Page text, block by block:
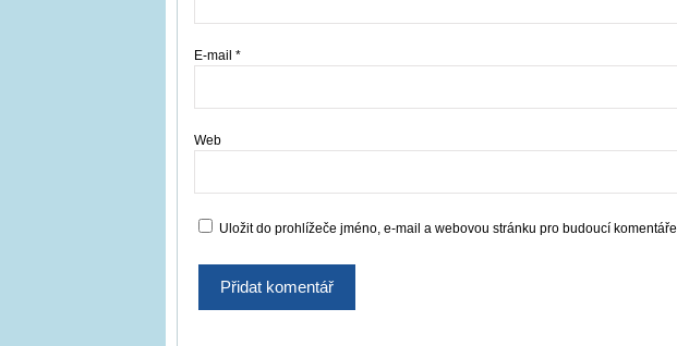
E-mail *
Web
Uložit do prohlížeče jméno, e-mail a webovou stránku pro budoucí komentáře.